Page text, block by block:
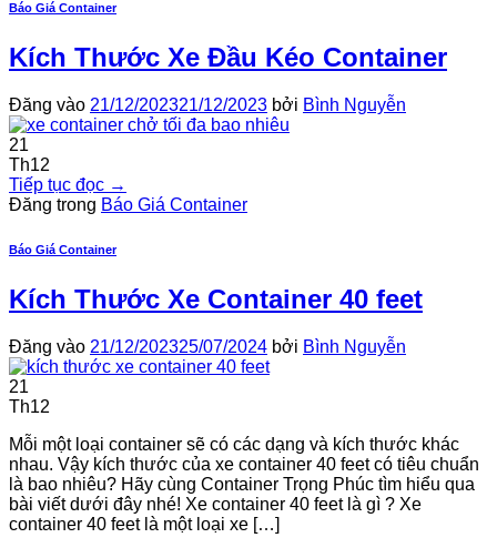
Báo Giá Container
Kích Thước Xe Đầu Kéo Container
Đăng vào 21/12/202321/12/2023 bởi Bình Nguyễn
21
Th12
Tiếp tục đọc →
Đăng trong Báo Giá Container
Báo Giá Container
Kích Thước Xe Container 40 feet
Đăng vào 21/12/202325/07/2024 bởi Bình Nguyễn
21
Th12
Mỗi một loại container sẽ có các dạng và kích thước khác
nhau. Vậy kích thước của xe container 40 feet có tiêu chuẩn
là bao nhiêu? Hãy cùng Container Trọng Phúc tìm hiểu qua
bài viết dưới đây nhé! Xe container 40 feet là gì ? Xe
container 40 feet là một loại xe […]